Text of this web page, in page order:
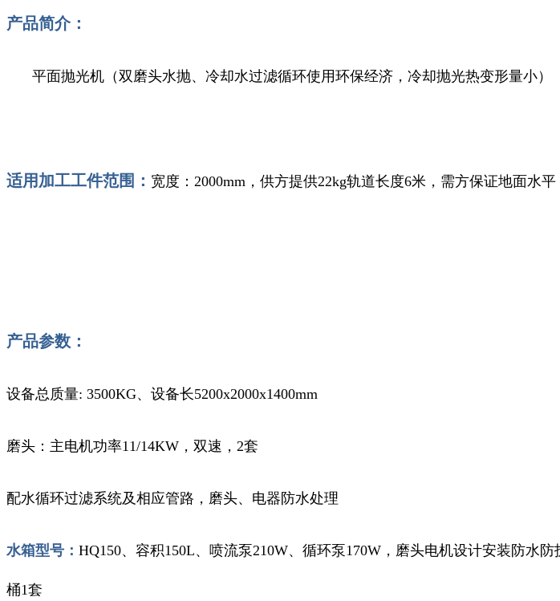
产品简介：
平面抛光机（双磨头水抛、冷却水过滤循环使用环保经济，冷却抛光热变形量小）
适用加工工件范围： 宽度：2000mm，供方提供22kg轨道长度6米，需方保证地面水
产品参数：
设备总质量: 3500KG、设备长5200x2000x1400mm
磨头：主电机功率11/14KW，双速，2套
配水循环过滤系统及相应管路，磨头、电器防水处理
水箱型号： HQ150、容积150L、喷流泵210W、循环泵170W，磨头电机设计安装防水
桶1套